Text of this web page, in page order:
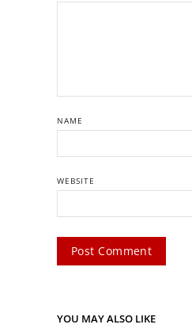
NAME
WEBSITE
YOU MAY ALSO LIKE